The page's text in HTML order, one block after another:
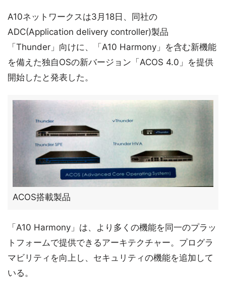
A10ネットワークスは3月18日、同社の
ADC(Application delivery controller)製品
「Thunder」向けに、「A10 Harmony」を含む新機能
を備えた独自OSの新バージョン「ACOS 4.0」を提供
開始したと発表した。
ACOS搭載製品
「A10 Harmony」は、より多くの機能を同一のプラッ
トフォームで提供できるアーキテクチャー。プログラ
マビリティを向上し、セキュリティの機能を追加して
いる。